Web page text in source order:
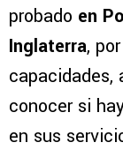
probado en
Inglaterra,
capacidades,
conocer si
en sus